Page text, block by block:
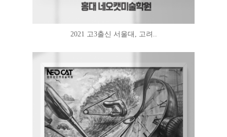
2021 고3출신 서울대, 고려..